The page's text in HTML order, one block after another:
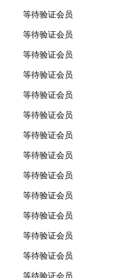
等待验证会员
等待验证会员
等待验证会员
等待验证会员
等待验证会员
等待验证会员
等待验证会员
等待验证会员
等待验证会员
等待验证会员
等待验证会员
等待验证会员
等待验证会员
等待验证会员